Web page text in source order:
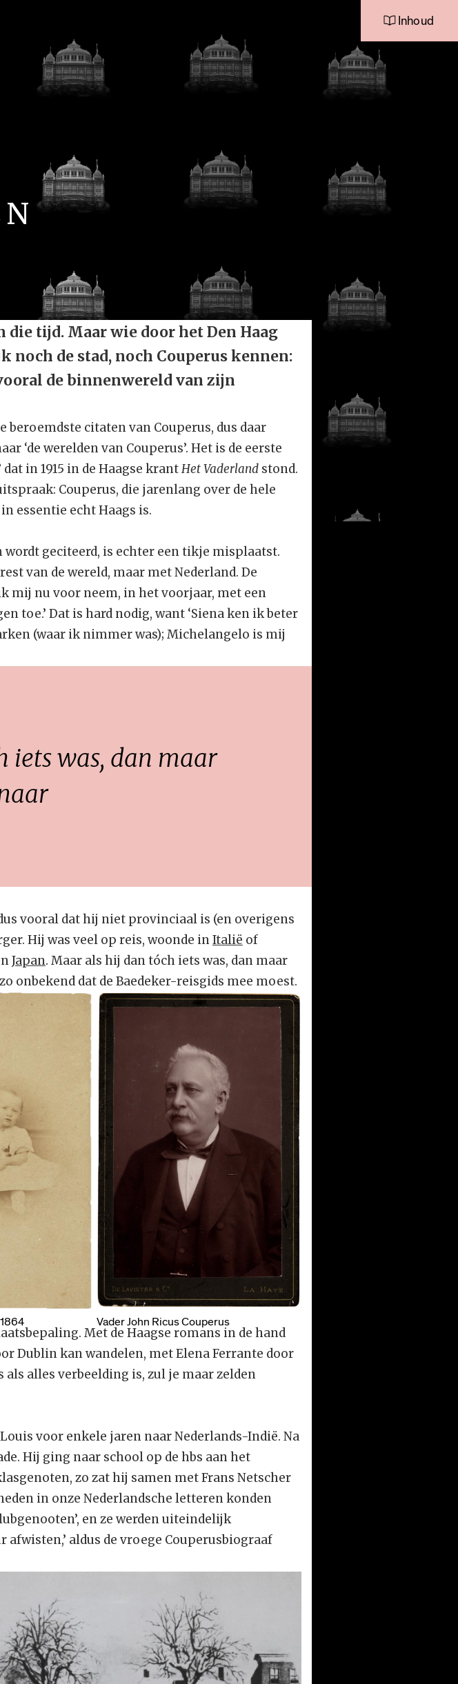
Inhoud
tijd. Maar wie door het Den Haag
de stad, noch Couperus kennen:
de binnenwereld van zijn
beroemdste citaten van Couperus, dus daar
‘de werelden van Couperus’. Het is de eerste
in 1915 in de Haagse krantHet Vaderland stond.
Couperus, die jarenlang over de hele
essentie echt Haags is.
wordt geciteerd, is echter een tikje misplaatst.
van de wereld, maar met Nederland. De
mij nu voor neem, in het voorjaar, met een
toe.’ Dat is hard nodig, want ‘Siena ken ik beter
(waar ik nimmer was); Michelangelo is mij
iets was, dan maar
vooral dat hij niet provinciaal is (en overigens
Hij was veel op reis, woonde inItalië of
Japan. Maar als hij dan tóch iets was, dan maar
onbekend dat de Baedeker-reisgids mee moest.
Vader John Ricus Couperus
Met de Haagse romans in de hand
Dublin kan wandelen, met Elena Ferrante door
alles verbeelding is, zul je maar zelden
voor enkele jaren naar Nederlands-Indië. Na
Hij ging naar school op de hbs aan het
zo zat hij samen met Frans Netscher
in onze Nederlandsche letteren konden
en ze werden uiteindelijk
aldus de vroege Couperusbiograaf